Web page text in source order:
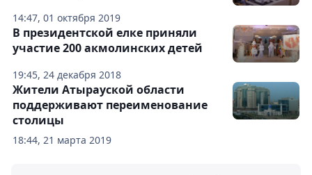
14:47, 01 октября 2019
19:45, 24 декабря 2018
В президентской елке приняли
участие 200 акмолинских детей
18:44, 21 марта 2019
Жители Атырауской области
поддерживают переименование
столицы